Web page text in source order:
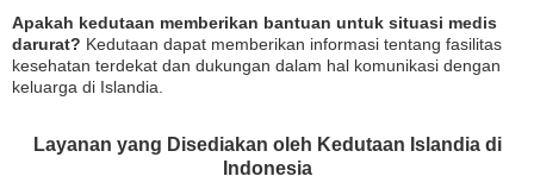
Apakah kedutaan memberikan bantuan untuk situasi medis
darurat? Kedutaan dapat memberikan informasi tentang fasilitas
kesehatan terdekat dan dukungan dalam hal komunikasi dengan
keluarga di Islandia.
Layanan yang Disediakan oleh Kedutaan Islandia di
Indonesia